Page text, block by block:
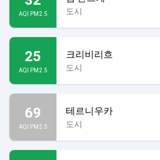
AQI PM2.5 도시
25
AQI PM2.5
크리비리흐
도시
69
AQI PM2.5
테르니우카
도시